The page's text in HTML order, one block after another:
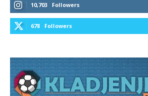
10,703 Followers
678 Followers